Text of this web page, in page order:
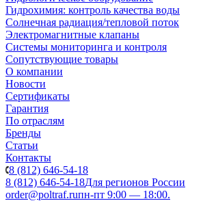
Гидрохимия: контроль качества воды
Солнечная радиация/тепловой поток
Электромагнитные клапаны
Системы мониторинга и контроля
Сопутствующие товары
О компании
Новости
Сертификаты
Гарантия
По отраслям
Бренды
Статьи
Контакты
8 (812) 646-54-18
8 (812) 646-54-18Для регионов России
order@poltraf.ruпн-пт 9:00 — 18:00.